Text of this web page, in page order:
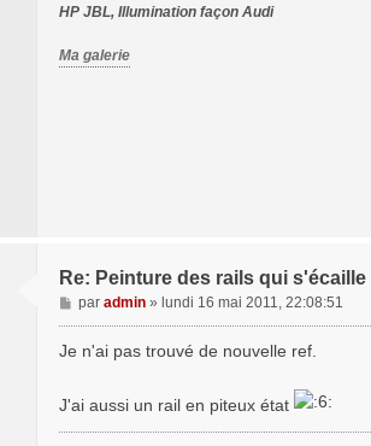
HP JBL, Illumination façon Audi
Ma galerie
Re: Peinture des rails qui s'écaille
M
e
s
g
e
par admin» lundi 16 mai 2011, 22:08:51
Je n'ai pas trouvé de nouvelle ref.
J'ai aussi un rail en piteux état